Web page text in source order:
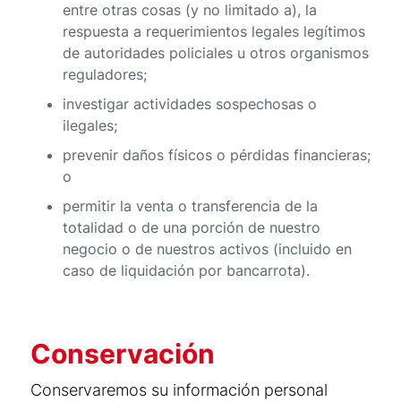
entre otras cosas (y no limitado a), la
respuesta a requerimientos legales legítimos
de autoridades policiales u otros organismos
reguladores;
investigar actividades sospechosas o
ilegales;
prevenir daños físicos o pérdidas financieras;
o
permitir la venta o transferencia de la
totalidad o de una porción de nuestro
negocio o de nuestros activos (incluido en
caso de liquidación por bancarrota).
Conservación
Conservaremos su información personal